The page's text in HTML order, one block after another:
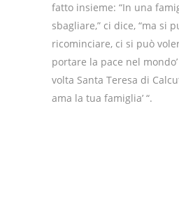
fatto insieme: “In una
sbagliare,” ci dice, “ma si
ricominciare, ci si può
portare la pace nel
volta Santa Teresa di
ama la tua famiglia’ “.